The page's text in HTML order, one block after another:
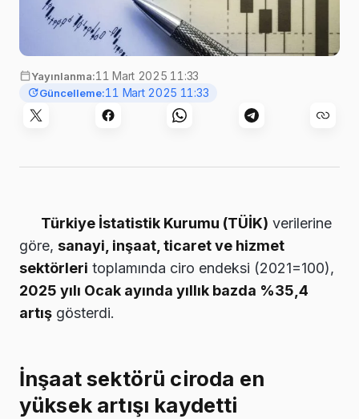
Yayınlanma:11 Mart 2025 11:33
Güncelleme:11 Mart 2025 11:33
Türkiye İstatistik Kurumu (TÜİK) verilerine
göre, sanayi, inşaat, ticaret ve hizmet
sektörleri toplamında ciro endeksi (2021=100),
2025 yılı Ocak ayında yıllık bazda %35,4
artış gösterdi.
İnşaat sektörü ciroda en
yüksek artışı kaydetti